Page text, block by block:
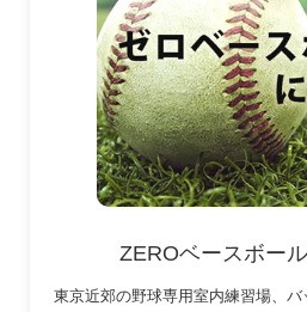
ZEROベースボー
東京近郊の野球専用室内練習場、